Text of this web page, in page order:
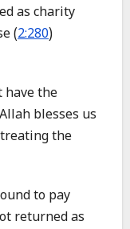
as charity
(2:280)
have the
blesses us
the
to pay
returned as